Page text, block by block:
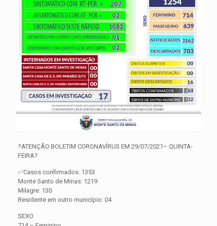
?ATENÇÃO BOLETIM CORONAVÍRUS EM 29/07/2021– QUINTA-
FEIRA?
✅Casos confirmados: 1353
Monte Santo de Minas: 1219
Milagre: 130
Residente em outro município: 04
SEXO